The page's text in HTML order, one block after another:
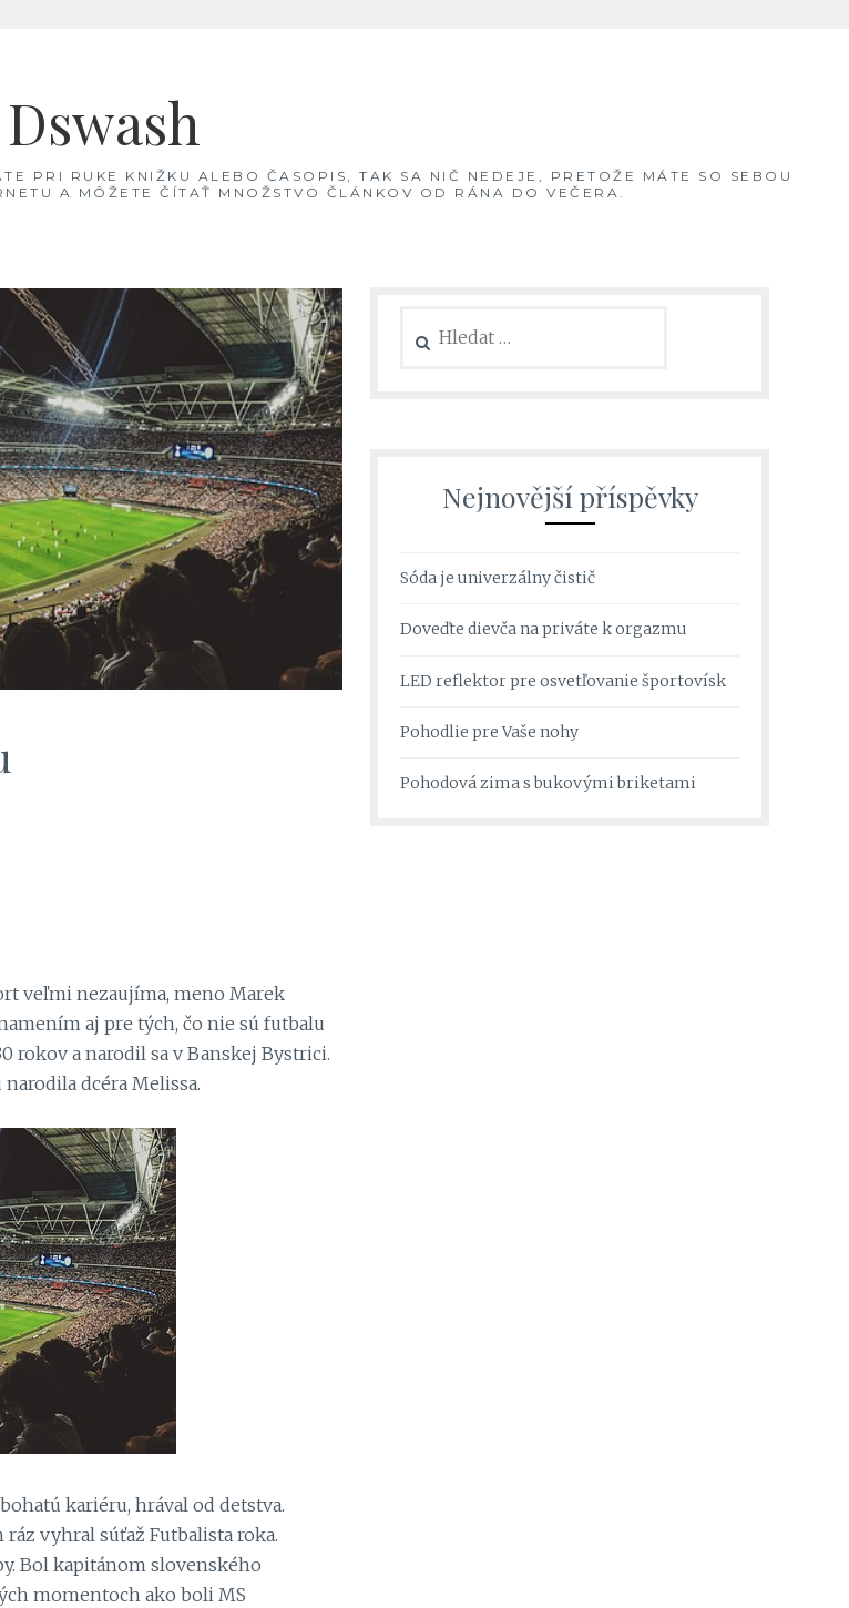
Dswash
PRI RUKE KNIŽKU ALEBO ČASOPIS, TAK SA NIČ NEDEJE, PRETOŽE MÁTE SO SEBOU
A MÔŽETE ČÍTAŤ MNOŽSTVO ČLÁNKOV OD RÁNA DO VEČERA.
veľmi nezaujíma, meno Marek
aj pre tých, čo nie sú futbalu
rokov a narodil sa v Banskej Bystrici.
dcéra Melissa.
kariéru, hrával od detstva.
vyhral súťaž Futbalista roka.
Bol kapitánom slovenského
momentoch ako boli MS
Nejnovější příspěvky
Sóda je univerzálny čistič
Doveďte dievča na priváte k orgazmu
LED reflektor pre osvetľovanie športovísk
Pohodlie pre Vaše nohy
Pohodová zima s bukovými briketami